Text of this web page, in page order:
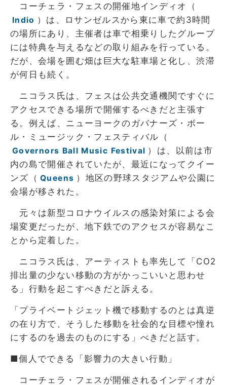
コーチェラ・フェスの開催地インディオ（
Indio ）は、ロサンゼルスから東に車で約3時間
の場所にあり、主催者は車で相乗りしたグループ
には特典を与えるなどの取り組みを行っている。
だが、会場を囲む畑は巨大な駐車場と化し、渋滞
が何日も続く。
ニコラス氏は、フェスは公共交通機関ですぐに
アクセスできる場所で開催するべきだと主張す
る。例えば、ニューヨークのガバナーズ・ボー
ル・ミュージック・フェスティバル（
Governors Ball Music Festival ）は、以前は市
内の島で開催されていたが、最近になってクイー
ンズ（ Queens ）地区の野球スタジアムや公園に
会場が移された。
元々は新型コロナウイルスの感染対策による会
場変更だったが、地下鉄でのアクセスが容易なこ
とから定着した。
ニコラス氏は、アーティストも率先して「CO2
排出量の少ない移動の方がかっこいいと思わせ
る」行動を起こすべきだと訴える。
「プライベートジェット機で移動するのとは真逆
の在り方で、そうした移動を社会的な目標や憧れ
にするのを過去のものにする」べきだと話す。
■個人でできる「影響力の大きい行動」
コーチェラ・フェスが開催されるインディオが